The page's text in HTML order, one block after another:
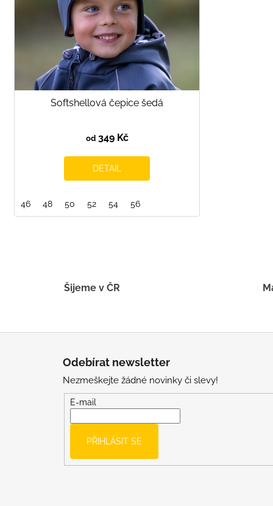
u
ů
Softshellová čepice šedá
od349 Kč
DETAIL
46 48 50 52 54 56
Šijeme v ČR
Odebírat newsletter
Nezmeškejte žádné novinky či slevy!
E-mail
PŘIHLÁSIT SE